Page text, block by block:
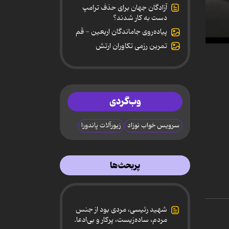
0
آزادگان جهان برای حذف ترامپ
دست به کار شدند؟
پیاده‌روی جاماندگان اربعین - قم
تمرین رزمی تکاوران ارتش
وب‌گردی
سرویس خواب نوزاد زیورآلات پاندورا
پربحث‌ها
شهید رئیسی، مردی بود از جنس
مردم، ساده‌زیست، پرکار و بی‌ادعا.